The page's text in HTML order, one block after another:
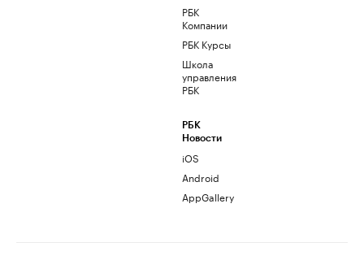
РБК
Компании
РБК Курсы
Школа
управления
РБК
РБК
Новости
iOS
Android
AppGallery